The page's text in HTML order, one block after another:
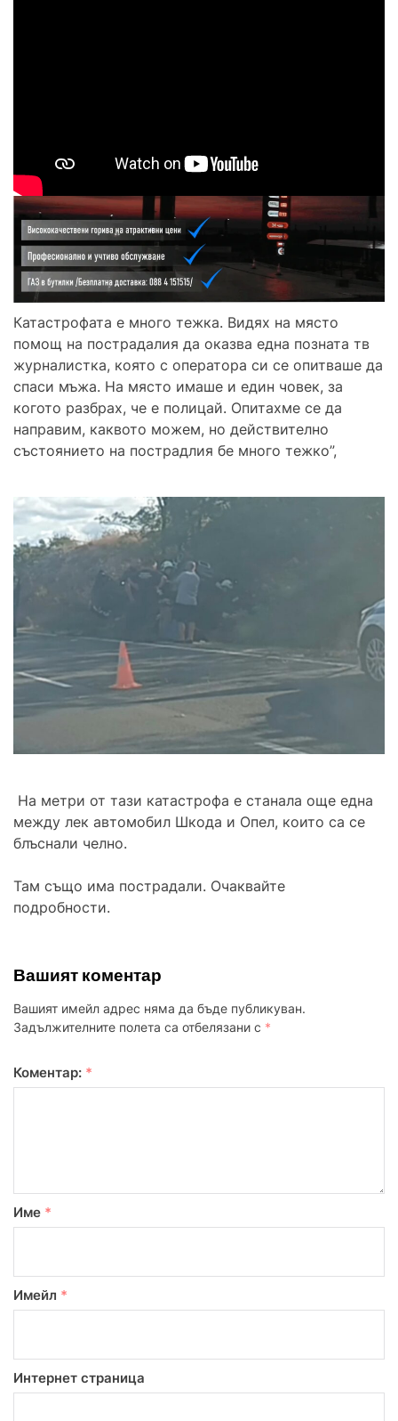
Катастрофата е много тежка. Видях на място
помощ на пострадалия да оказва една позната тв
журналистка, която с оператора си се опитваше да
спаси мъжа. На място имаше и един човек, за
когото разбрах, че е полицай. Опитахме се да
направим, каквото можем, но действително
състоянието на пострадлия бе много тежко”,
На метри от тази катастрофа е станала още една
между лек автомобил Шкода и Опел, които са се
блъснали челно.
Там също има пострадали. Очаквайте
подробности.
Вашият коментар
Вашият имейл адрес няма да бъде публикуван.
Задължителните полета са отбелязани с *
Коментар: *
Име *
Имейл *
Интернет страница